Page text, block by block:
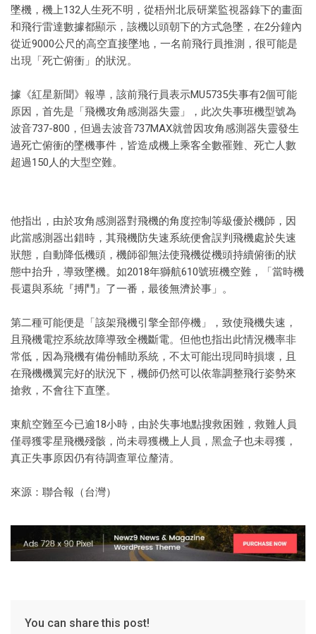
墜機，機上132人生死不明，從梧州北辰研業監視器錄下的畫面
和飛行雷達數據都顯示，該機以頭朝下的方式急墜，在2分鐘內
從近9000公尺的高空直接墜地，一名前飛行員推測，很可能是
出現「死亡俯衝」的狀況。
據《紅星新聞》報導，該前飛行員表示MU5735失事有2個可能
原因，首先是「飛機攻角感測器失靈」，此次失事班機型號為
波音737-800，但過去波音737MAX就曾因攻角感測器失靈發生
過死亡俯衝的墜機事件，皆造成機上乘客全數罹難、死亡人數
超過150人的大型空難。
他指出，由於攻角感測器對飛機的角度控制等級優於機師，因
此當感測器出錯時，其飛機防失速系統便會誤判飛機處於失速
狀態，自動降低機頭，機師卻無法使飛機從機頭持續俯衝的狀
態中抬升，導致墜機。如2018年獅航610號班機空難，「當時機
長還與系統『搏鬥』了一番，最後無濟於事」。
第二種可能便是「該架飛機引擎全部停機」，致使飛機失速，
且飛機電控系統故障導致全機斷電。但他也指出此情況機率非
常低，因為飛機有備份輔助系統，不太可能出現同時損壞，且
在飛機機翼完好的狀況下，機師仍然可以依靠調整飛行姿勢來
搶救，不會往下直墜。
東航空難至今已逾18小時，由於失事地點搜救困難，救難人員
僅尋獲零星飛機殘骸，尚未尋獲機上人員，黑盒子也未尋獲，
真正失事原因仍有待調查單位釐清。
來源：聯合報（台灣）
You can share this post!